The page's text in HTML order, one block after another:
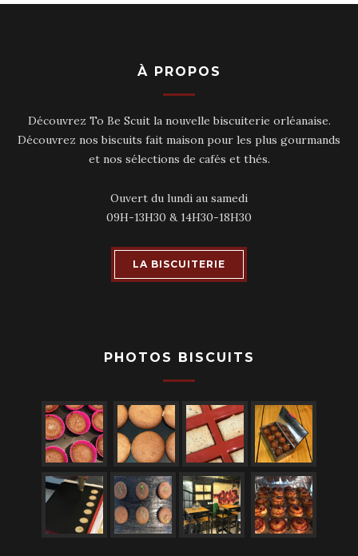
À PROPOS
Découvrez To Be Scuit la nouvelle biscuiterie orléanaise.
Découvrez nos biscuits fait maison pour les plus gourmands
et nos sélections de cafés et thés.
Ouvert du lundi au samedi
09H-13H30 & 14H30-18H30
LA BISCUITERIE
PHOTOS BISCUITS